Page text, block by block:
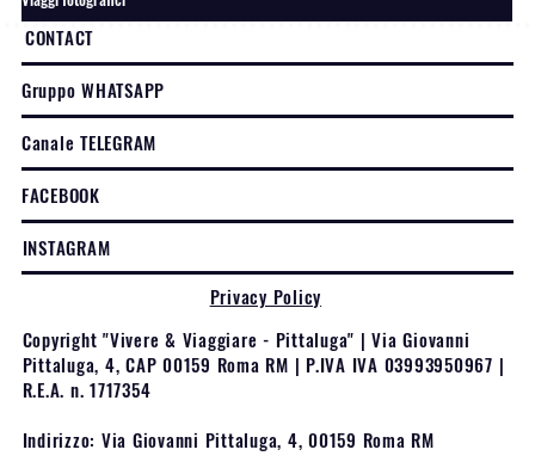
CONTACT
Gruppo WHATSAPP
Canale TELEGRAM
FACEBOOK
INSTAGRAM
Privacy Policy
Copyright "Vivere & Viaggiare - Pittaluga" | Via Giovanni
Pittaluga, 4, CAP 00159 Roma RM | P.IVA IVA 03993950967 |
R.E.A. n. 1717354
Indirizzo: Via Giovanni Pittaluga, 4, 00159 Roma RM